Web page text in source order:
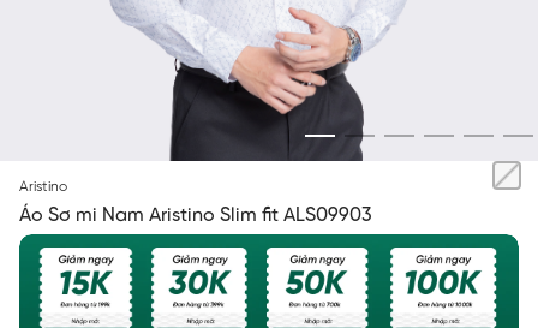
Aristino
Áo Sơ mi Nam Aristino Slim fit ALS09903